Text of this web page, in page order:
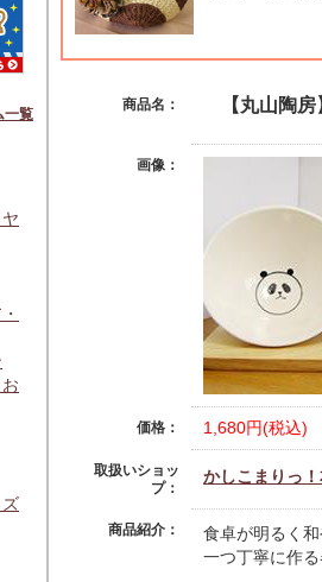
一覧
商品名： 【丸山陶
画像：
価格： 1,680円(税込)
取扱いショッ
プ：
かしこまりっ
商品紹介：
食卓が明るく
一つ丁寧に作